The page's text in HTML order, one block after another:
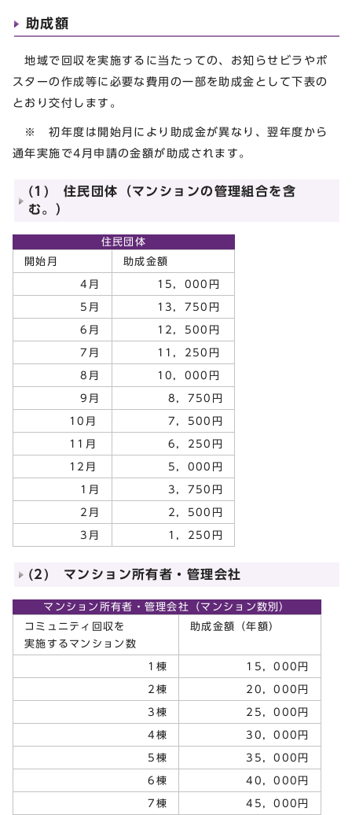
助成額
地域で回収を実施するに当たっての、お知らせビラやポ
スターの作成等に必要な費用の一部を助成金として下表の
とおり交付します。
※ 初年度は開始月により助成金が異なり、翌年度から
通年実施で4月申請の金額が助成されます。
(1) 住民団体（マンションの管理組合を含
む。）
住民団体
開始月
助成金額
4月 15，000円
5月 13，750円
6月 12，500円
7月 11，250円
8月 10，000円
9月 8，750円
10月 7，500円
11月 6，250円
12月 5，000円
1月 3，750円
2月 2，500円
3月 1，250円
(2) マンション所有者・管理会社
マンション所有者・管理会社（マンション数別）
コミュニティ回収を
実施するマンション数
助成金額（年額）
1棟 15，000円
2棟 20，000円
3棟 25，000円
4棟 30，000円
5棟 35，000円
6棟 40，000円
7棟 45，000円